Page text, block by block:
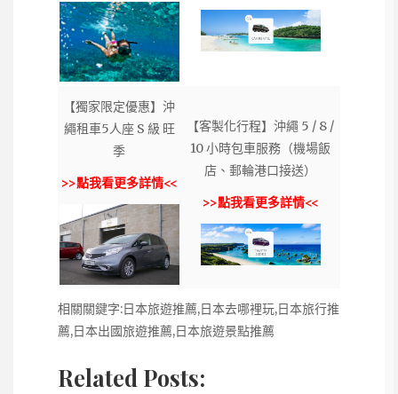
【獨家限定優惠】沖
繩租車5人座 S 級 旺
季
>>點我看更多詳情<<
【客製化行程】沖繩 5 / 8 /
10 小時包車服務（機場飯
店、郵輪港口接送）
>>點我看更多詳情<<
相關關鍵字:日本旅遊推薦,日本去哪裡玩,日本旅行推
薦,日本出國旅遊推薦,日本旅遊景點推薦
Related Posts: